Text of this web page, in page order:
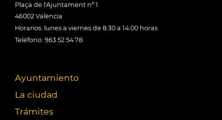
Plaça de l'Ajuntament nº 1
46002 València
Horarios: lunes a viernes de 8:30 a 14:00 horas
Teléfono: 963 52 54 78
Ayuntamiento
La ciudad
Trámites